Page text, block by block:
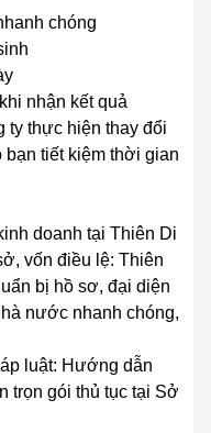
chóng
nhận kết quả
ty thực hiện thay đổi
tiết kiệm thời gian
doanh tại Thiên Di
vốn điều lệ: Thiên
bị hồ sơ, đại diện
nước nhanh chóng,
luật: Hướng dẫn
trọn gói thủ tục tại Sở